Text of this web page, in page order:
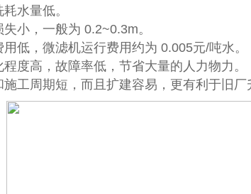
水量低。
小，一般为 0.2~0.3m。
低，微滤机运行费用约为 0.005元/吨水。
度高，故障率低，节省大量的人力物力。
工周期短，而且扩建容易，更有利于旧厂